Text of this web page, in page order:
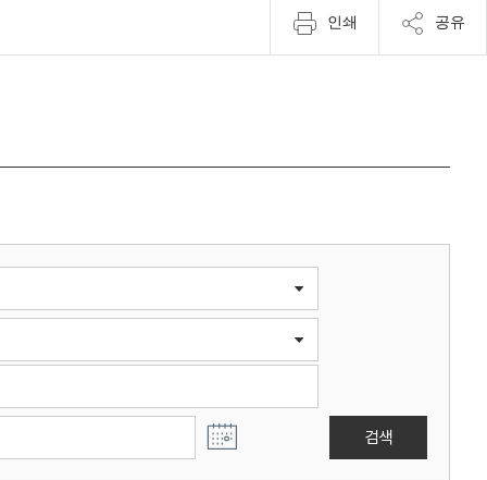
집
안
인쇄 공유
검색